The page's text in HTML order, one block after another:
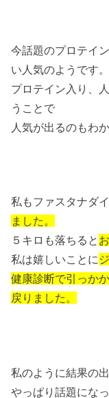
今話題のプロテイ
い人気のようです。
プロテイン入り、
うことで
人気が出るのもわ
私もファスタナダ
ました。
５キロも落ちると
私は嬉しいことに
健康診断で引っか
戻りました。
私のように結果の
やっぱり話題にな